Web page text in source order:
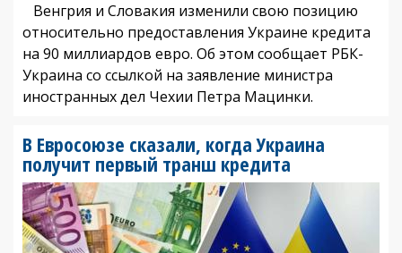
Венгрия и Словакия изменили свою позицию
относительно предоставления Украине кредита
на 90 миллиардов евро. Об этом сообщает РБК-
Украина со ссылкой на заявление министра
иностранных дел Чехии Петра Мацинки.
В Евросоюзе сказали, когда Украина
получит первый транш кредита